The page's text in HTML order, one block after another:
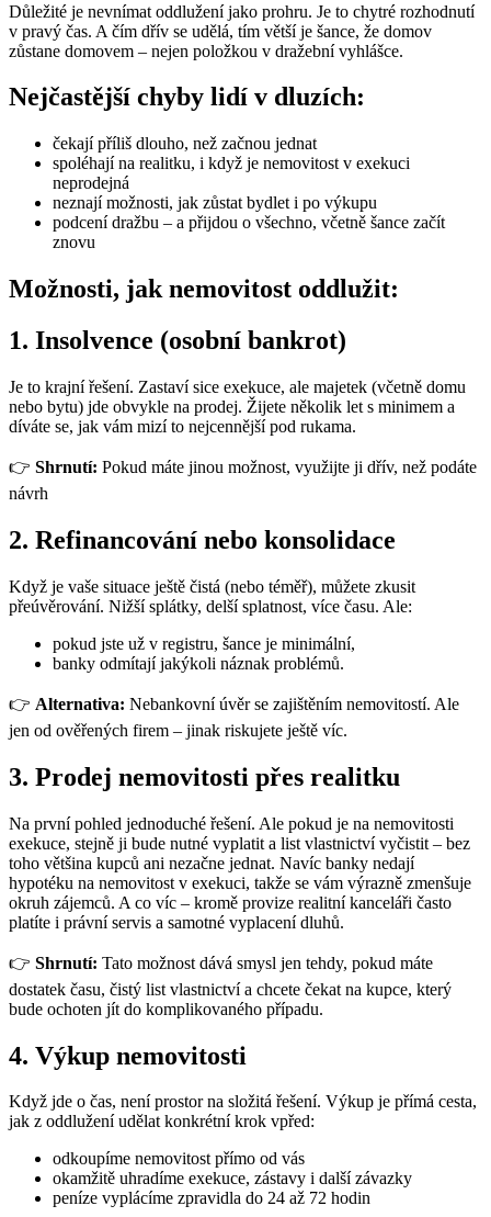
Důležité je nevnímat oddlužení jako prohru. Je to chytré rozhodnutí
v pravý čas. A čím dřív se udělá, tím větší je šance, že domov
zůstane domovem – nejen položkou v dražební vyhlášce.
Nejčastější chyby lidí v dluzích:
čekají příliš dlouho, než začnou jednat
spoléhají na realitku, i když je nemovitost v exekuci
neprodejná
neznají možnosti, jak zůstat bydlet i po výkupu
podcení dražbu – a přijdou o všechno, včetně šance začít
znovu
Možnosti, jak nemovitost oddlužit:
1. Insolvence (osobní bankrot)
Je to krajní řešení. Zastaví sice exekuce, ale majetek (včetně domu
nebo bytu) jde obvykle na prodej. Žijete několik let s minimem a
díváte se, jak vám mizí to nejcennější pod rukama.
👉 Shrnutí: Pokud máte jinou možnost, využijte ji dřív, než podáte
návrh
2. Refinancování nebo konsolidace
Když je vaše situace ještě čistá (nebo téměř), můžete zkusit
přeúvěrování. Nižší splátky, delší splatnost, více času. Ale:
pokud jste už v registru, šance je minimální,
banky odmítají jakýkoli náznak problémů.
👉 Alternativa: Nebankovní úvěr se zajištěním nemovitostí. Ale
jen od ověřených firem – jinak riskujete ještě víc.
3. Prodej nemovitosti přes realitku
Na první pohled jednoduché řešení. Ale pokud je na nemovitosti
exekuce, stejně ji bude nutné vyplatit a list vlastnictví vyčistit – bez
toho většina kupců ani nezačne jednat. Navíc banky nedají
hypotéku na nemovitost v exekuci, takže se vám výrazně zmenšuje
okruh zájemců. A co víc – kromě provize realitní kanceláři často
platíte i právní servis a samotné vyplacení dluhů.
👉 Shrnutí: Tato možnost dává smysl jen tehdy, pokud máte
dostatek času, čistý list vlastnictví a chcete čekat na kupce, který
bude ochoten jít do komplikovaného případu.
4. Výkup nemovitosti
Když jde o čas, není prostor na složitá řešení. Výkup je přímá cesta,
jak z oddlužení udělat konkrétní krok vpřed:
odkoupíme nemovitost přímo od vás
okamžitě uhradíme exekuce, zástavy i další závazky
peníze vyplácíme zpravidla do 24 až 72 hodin